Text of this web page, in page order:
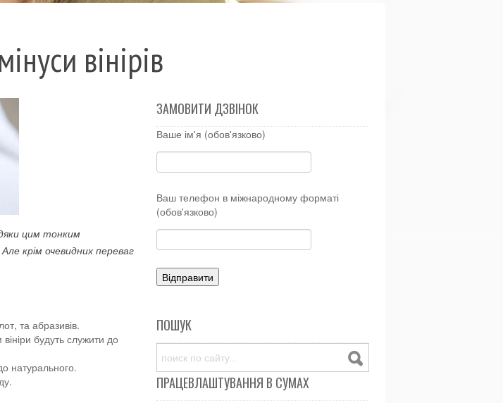
вінірів
цим тонким
крім очевидних переваг
та абразивів.
будуть служити до
натурального.
ЗАМОВИТИ ДЗВІНОК
Ваше ім'я (обов'язково)
Ваш телефон в міжнародному форматі
(обов'язково)
ПОШУК
ПРАЦЕВЛАШТУВАННЯ В СУМАХ